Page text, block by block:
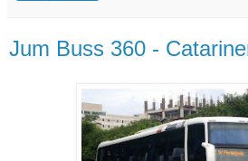
Jum Buss 360 -